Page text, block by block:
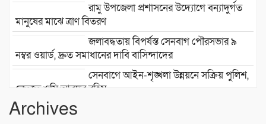
রামু উপজেলা প্রশাসনের উদ্যোগে বন্যাদুর্গত
মানুষের মাঝে ত্রাণ বিতরণ
জলাবদ্ধতায় বিপর্যস্ত সেনবাগ পৌরসভার ৯
নম্বর ওয়ার্ড, দ্রুত সমাধানের দাবি বাসিন্দাদের
সেনবাগে আইন-শৃঙ্খলা উন্নয়নে সক্রিয় পুলিশ,
নেতৃত্বে ওসি আবদুর রহিম
Archives